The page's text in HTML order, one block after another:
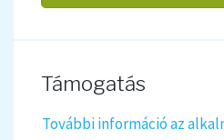
Támogatás
További információ az